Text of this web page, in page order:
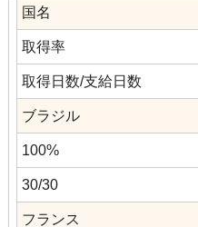
国名
取得率
取得日数/支給日数
ブラジル
100%
30/30
フランス